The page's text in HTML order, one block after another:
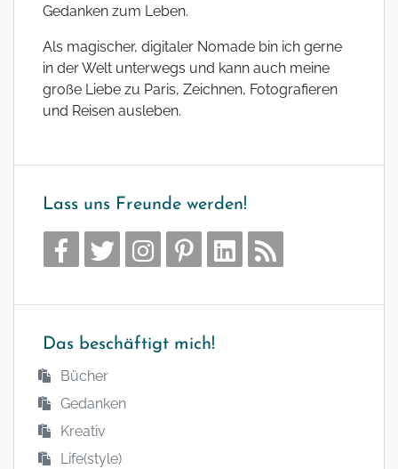
Gedanken zum Leben.
Als magischer, digitaler Nomade bin ich gerne
in der Welt unterwegs und kann auch meine
große Liebe zu Paris, Zeichnen, Fotografieren
und Reisen ausleben.
Lass uns Freunde werden!
Das beschäftigt mich!
Bücher
Gedanken
Kreativ
Life(style)